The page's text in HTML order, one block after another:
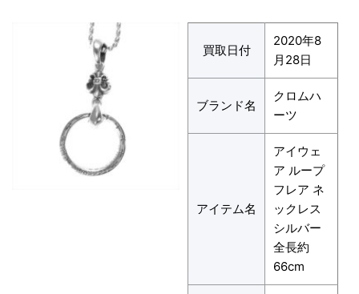
買取日付
2020年8
月28日
ブランド名
クロムハ
ーツ
アイテム名
アイウェ
ア ループ
フレア ネ
ックレス
シルバー
全長約
66cm